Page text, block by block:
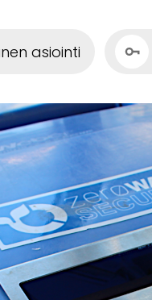
asiointi